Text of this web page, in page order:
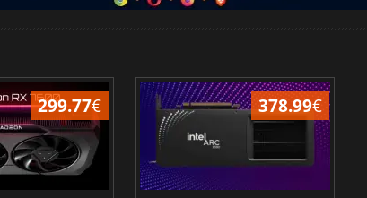
299.77€ 378.99€